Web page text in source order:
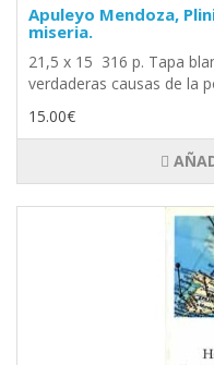
Apuleyo Mendoza,
miseria.
21,5 x 15 316 p. Tapa
verdaderas causas de la
15.00€